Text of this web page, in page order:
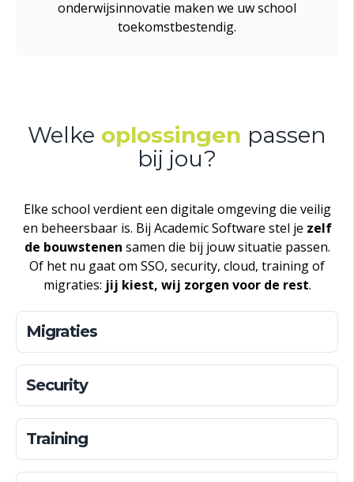
onderwijsinnovatie maken we uw school
toekomstbestendig.
Welke oplossingen passen
bij jou?
Elke school verdient een digitale omgeving die veilig
en beheersbaar is. Bij Academic Software stel je zelf
de bouwstenen samen die bij jouw situatie passen.
Of het nu gaat om SSO, security, cloud, training of
migraties: jij kiest, wij zorgen voor de rest.
Migraties
Security
Training